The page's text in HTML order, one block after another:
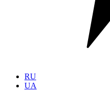
RU
UA